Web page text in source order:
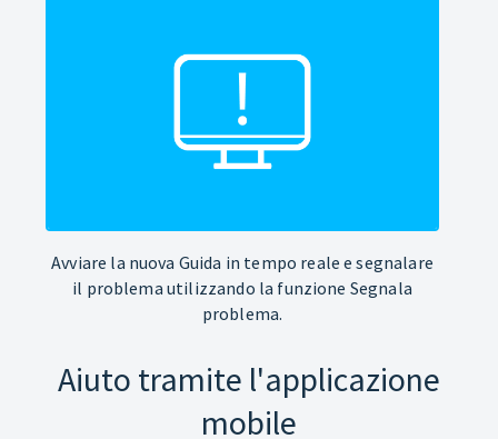
Avviare la nuova Guida in tempo reale e segnalare
il problema utilizzando la funzione Segnala
problema.
Aiuto tramite l'applicazione
mobile